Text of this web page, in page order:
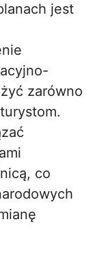
jest
zarówno
co